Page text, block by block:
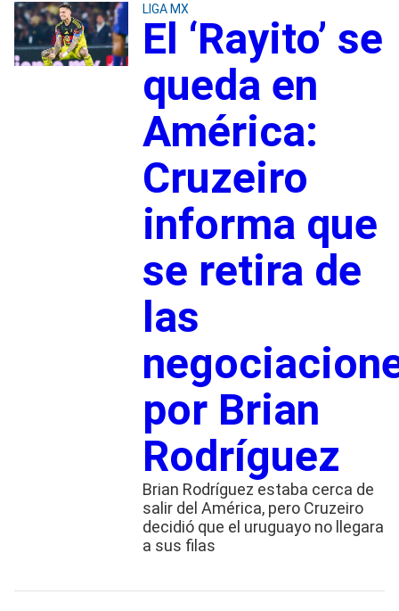
LIGA MX
El ‘Rayito’ se
queda en
América:
Cruzeiro
informa que
se retira de
las
por Brian
Rodríguez
Brian Rodríguez estaba cerca de
salir del América, pero Cruzeiro
decidió que el uruguayo no llegara
a sus filas